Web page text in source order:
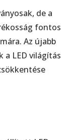
de a
fontos
Az újabb
a LED világítás